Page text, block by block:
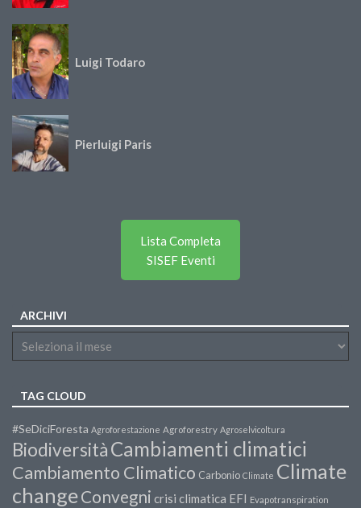
Luigi Todaro
Pierluigi Paris
Lista Completa
SISEF Eventi
ARCHIVI
TAG CLOUD
#SeDiciForesta Agroforestazione Agroforestry Agroselvicoltura
BiodiversitàCambiamenti climatici
Cambiamento Climatico Carbonio Climate Climate
changeConvegni crisi climatica EFI Evapotranspiration